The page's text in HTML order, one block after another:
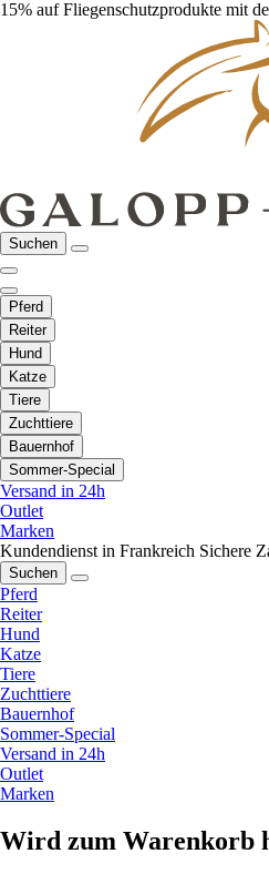
15% auf Fliegenschutzprodukte mit
Suchen
Pferd
Reiter
Hund
Katze
Tiere
Zuchttiere
Bauernhof
Sommer-Special
Versand in 24h
Outlet
Marken
Kundendienst in Frankreich Sichere
Suchen
Pferd
Reiter
Hund
Katze
Tiere
Zuchttiere
Bauernhof
Sommer-Special
Versand in 24h
Outlet
Marken
Wird zum Warenkorb